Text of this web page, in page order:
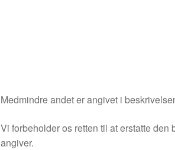
Medmindre andet er angivet i
Vi forbeholder os retten til at erstatte
angiver.